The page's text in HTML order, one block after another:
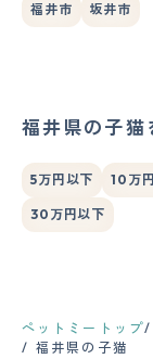
福井市 坂井市
福井県の子猫
5万円以下 10万
30万円以下
ペットミートップ
福井県の子猫